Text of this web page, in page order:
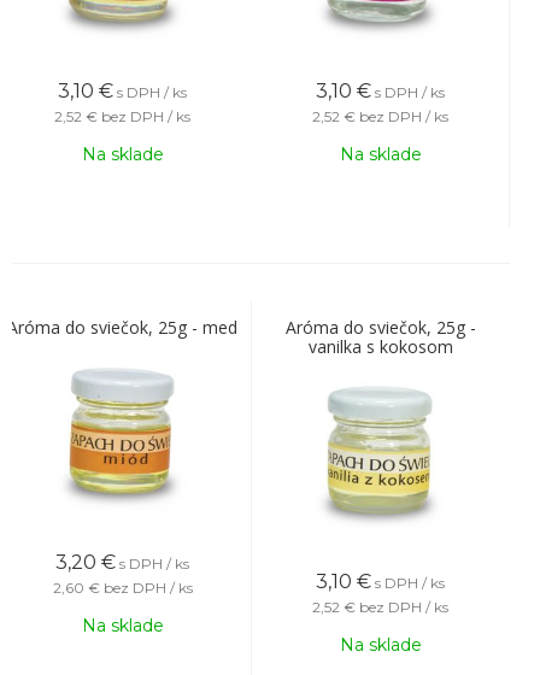
3,10 € s DPH / ks
2,52 € bez DPH / ks
Na sklade
3,10 € s DPH / ks
2,52 € bez DPH / ks
Na sklade
Aróma do sviečok, 25g - med
3,20 € s DPH / ks
2,60 € bez DPH / ks
Na sklade
Aróma do sviečok, 25g -
vanilka s kokosom
3,10 € s DPH / ks
2,52 € bez DPH / ks
Na sklade